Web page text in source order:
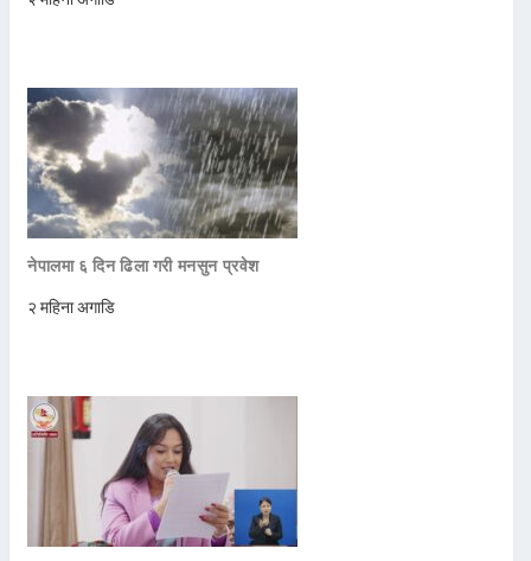
नेपालमा ६ दिन ढिला गरी मनसुन प्रवेश
२ महिना अगाडि